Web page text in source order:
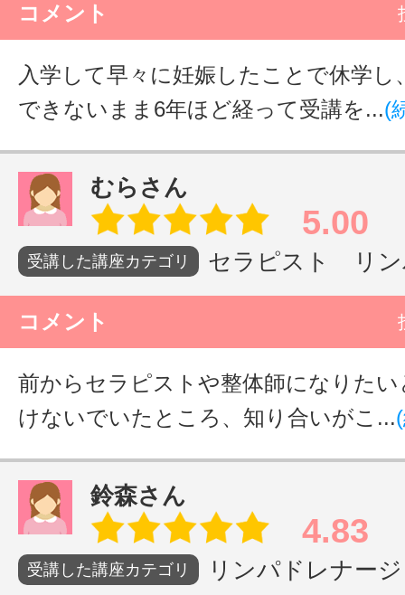
コメント
入学して早々に妊娠したことで休学し
できないまま6年ほど経って受講を...(
むらさん
5.00
受講した講座カテゴリ セラピスト リン
コメント
前からセラピストや整体師になりた
けないでいたところ、知り合いがこ...
鈴森さん
4.83
受講した講座カテゴリ リンパドレナー